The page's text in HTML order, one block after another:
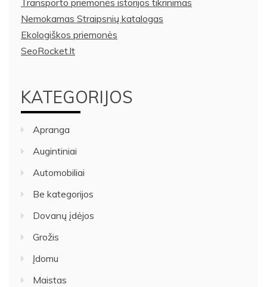
Transporto priemonės istorijos tikrinimas
Nemokamas Straipsnių katalogas
Ekologiškos priemonės
SeoRocket.lt
KATEGORIJOS
Apranga
Augintiniai
Automobiliai
Be kategorijos
Dovanų įdėjos
Grožis
Įdomu
Maistas